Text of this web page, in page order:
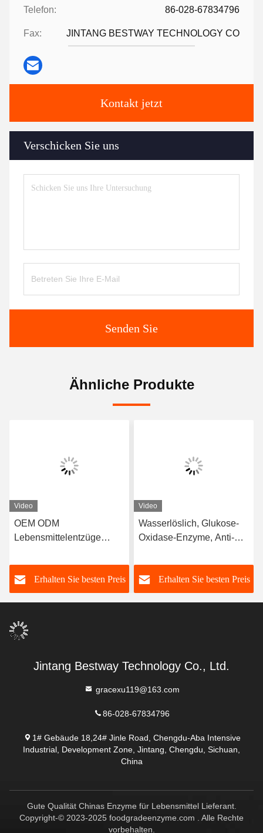
Telefon: 86-028-67834796
Fax: JINTANG BESTWAY TECHNOLOGY CO
Kontakt jetzt
Verschicken Sie uns
Senden Sie
Ähnliche Produkte
Video
OEM ODM
Lebensmittelentzüge
Improviser
Lockerungsmittel
Erhalten Sie besten Preis
Video
Wasserlöslich, Glukose-
Oxidase-Enzyme, Anti-
Erhalten Sie besten Preis
Jintang Bestway Technology Co., Ltd.
gracexu119@163.com
86-028-67834796
1# Gebäude 18,24# Jinle Road, Chengdu-Aba Intensive
Industrial, Development Zone, Jintang, Chengdu, Sichuan,
China
Gute Qualität Chinas Enzyme für Lebensmittel Lieferant.
Copyright-© 2023-2025 foodgradeenzyme.com . Alle Rechte
vorbehalten.